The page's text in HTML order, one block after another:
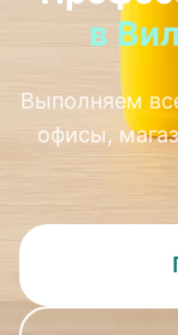
в
Выполняем
офисы,